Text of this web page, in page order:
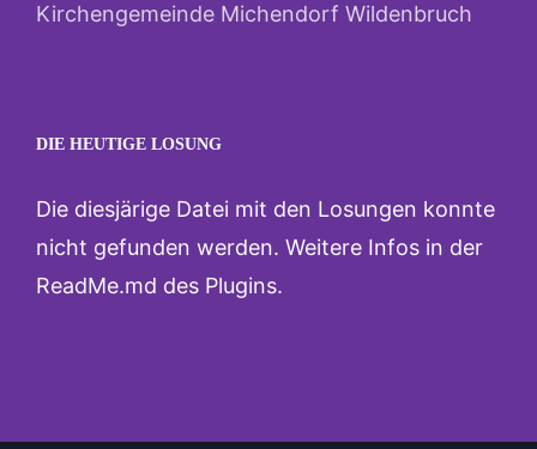
Kirchengemeinde Michendorf Wildenbruch
DIE HEUTIGE LOSUNG
Die diesjärige Datei mit den Losungen konnte
nicht gefunden werden. Weitere Infos in der
ReadMe.md des Plugins.